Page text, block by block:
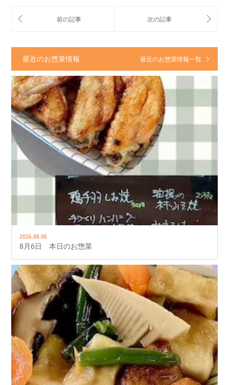
最近のお惣菜情報 最近のお惣菜情報一覧
2026.08.06
8月6日 本日のお惣菜